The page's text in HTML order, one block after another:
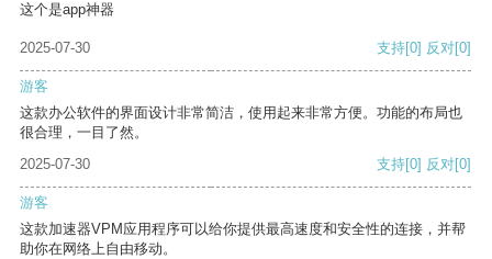
这个是app神器
2025-07-30 支持[0] 反对[0]
游客
这款办公软件的界面设计非常简洁，使用起来非常方便。功能的布局也
很合理，一目了然。
2025-07-30
支持[0] 反对[0]
游客
这款加速器VPM应用程序可以给你提供最高速度和安全性的连接，并帮
助你在网络上自由移动。